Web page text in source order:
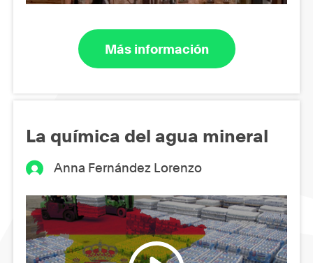
Más información
La química del agua mineral
Anna Fernández Lorenzo